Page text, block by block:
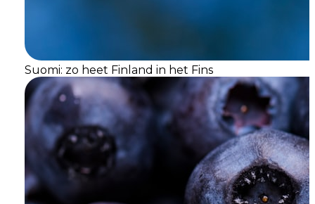
Suomi: zo heet Finland in het Fins